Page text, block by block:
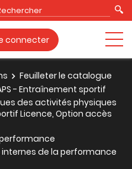
connecter
Feuilleter le catalogue
- Entraînement sportif
des activités physiques
Licence, Option accès
performance
internes de la performance